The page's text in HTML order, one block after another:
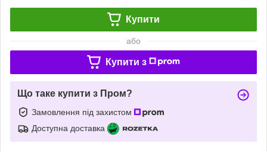
Купити
або
Купити з
Що таке купити з Пром?
Замовлення під захистом
Доступна доставка